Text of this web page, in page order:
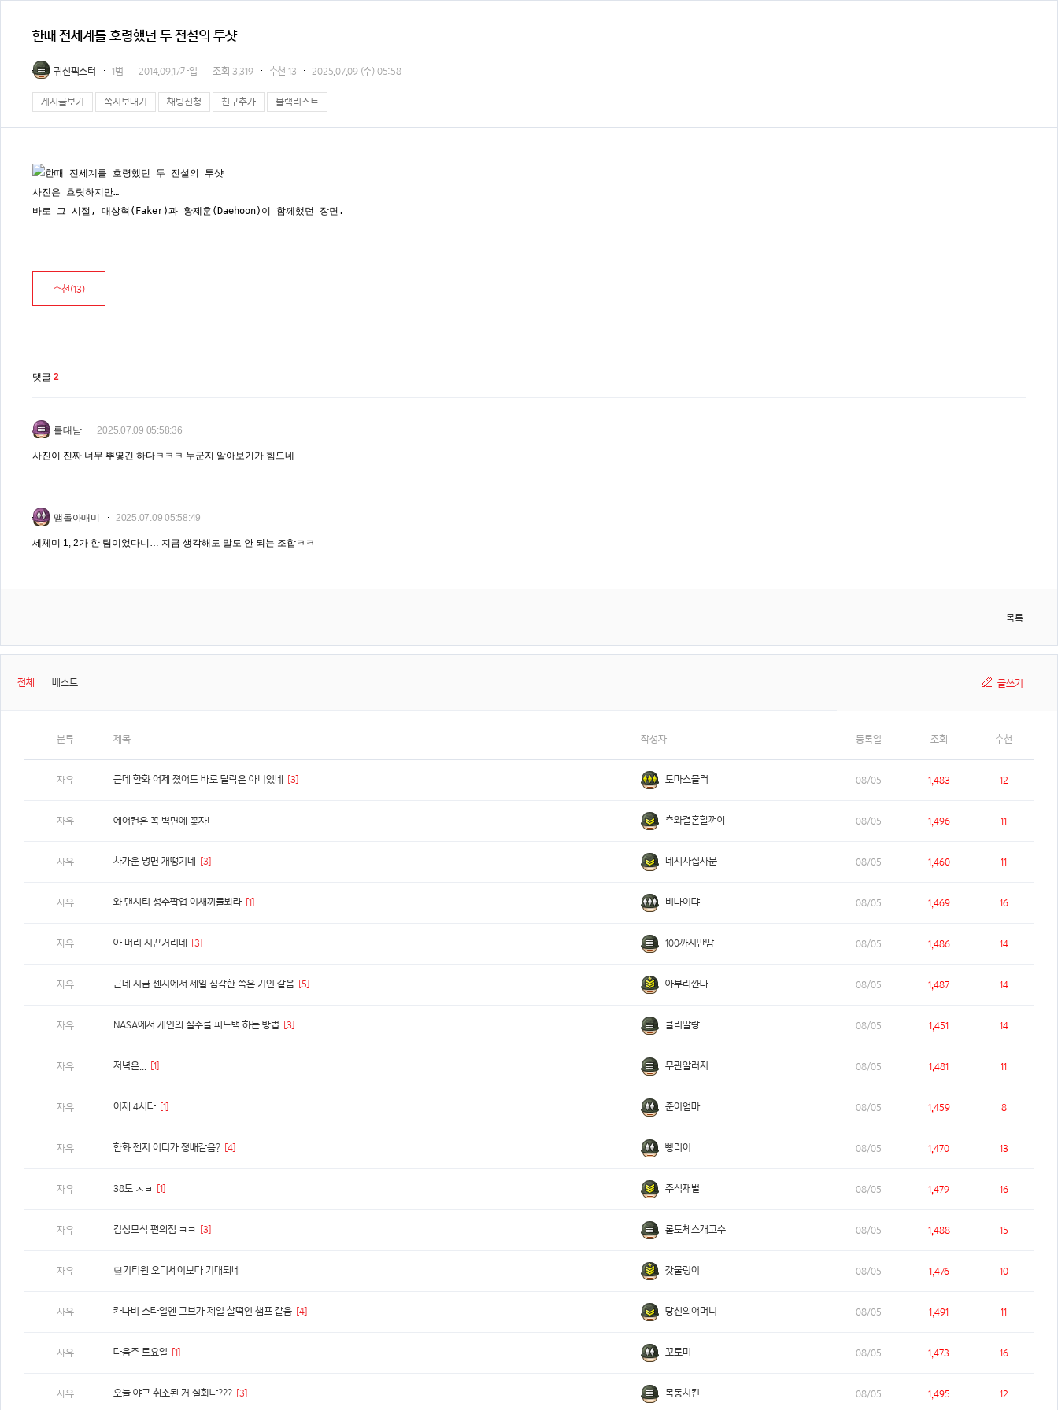
한때 전세계를 호령했던 두 전설의 투샷
귀신픽스터 1범 2014.09.17가입 조회 3,319 추천 13 2025.07.09 (수) 05:58
게시글보기 쪽지보내기 채팅신청 친구추가 블랙리스트
사진은 흐릿하지만…
바로 그 시절, 대상혁(Faker)과 황제훈(Daehoon)이 함께했던 장면.
추천(13)
댓글 2
롤대남 2025.07.09 05:58:36
사진이 진짜 너무 뿌옇긴 하다ㅋㅋㅋ 누군지 알아보기가 힘드네
맴돌아매미 2025.07.09 05:58:49
세체미 1, 2가 한 팀이었다니… 지금 생각해도 말도 안 되는 조합ㅋㅋ
목록
전체 베스트 글쓰기
분류 제목 작성자 등록일 조회 추천
자유 근데 한화 어제 졌어도 바로 탈락은 아니었네 [3] 토마스뮬러 08/05 1,483 12
자유 에어컨은 꼭 벽면에 꽂자! 츄와결혼할꺼야 08/05 1,496 11
자유 차가운 냉면 개땡기네 [3] 네시사십사분 08/05 1,460 11
자유 와 맨시티 성수팝업 이새끼들봐라 [1] 비나이댜 08/05 1,469 16
자유 아 머리 지끈거리네 [3] 100까지만땀 08/05 1,486 14
자유 근데 지금 젠지에서 제일 심각한 쪽은 기인 같음 [5] 아부리깐다 08/05 1,487 14
자유 NASA에서 개인의 실수를 피드백 하는 방법 [3] 클리말랑 08/05 1,451 14
자유 저녁은... [1] 무관알러지 08/05 1,481 11
자유 이제 4시다 [1] 준이엄마 08/05 1,459 8
자유 한화 젠지 어디가 정배같음? [4] 빵러이 08/05 1,470 13
자유 38도 ㅅㅂ [1] 주식재벌 08/05 1,479 16
자유 김성모식 편의점 ㅋㅋ [3] 롤토체스개고수 08/05 1,488 15
자유 딮기티원 오디세이보다 기대되네 갓물렁이 08/05 1,476 10
자유 카나비 스타일엔 그브가 제일 찰떡인 챔프 같음 [4] 당신의어머니 08/05 1,491 11
자유 다음주 토요일 [1] 꼬로미 08/05 1,473 16
자유 오늘 야구 취소된 거 실화냐??? [3] 목동치킨 08/05 1,495 12